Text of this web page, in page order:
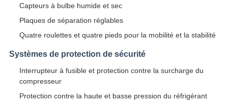
Capteurs à bulbe humide et sec
Plaques de séparation réglables
Quatre roulettes et quatre pieds pour la mobilité et la stabilité
Systèmes de protection de sécurité
Interrupteur à fusible et protection contre la surcharge du
compresseur
Protection contre la haute et basse pression du réfrigérant